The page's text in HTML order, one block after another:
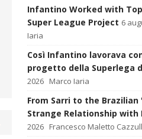
Infantino Worked with
Super League Project 6
Iaria
Così Infantino lavorava
progetto della Superlega
2026 Marco Iaria
From Sarri to the Brazilian
Strange Relationship with
2026 Francesco Maletto